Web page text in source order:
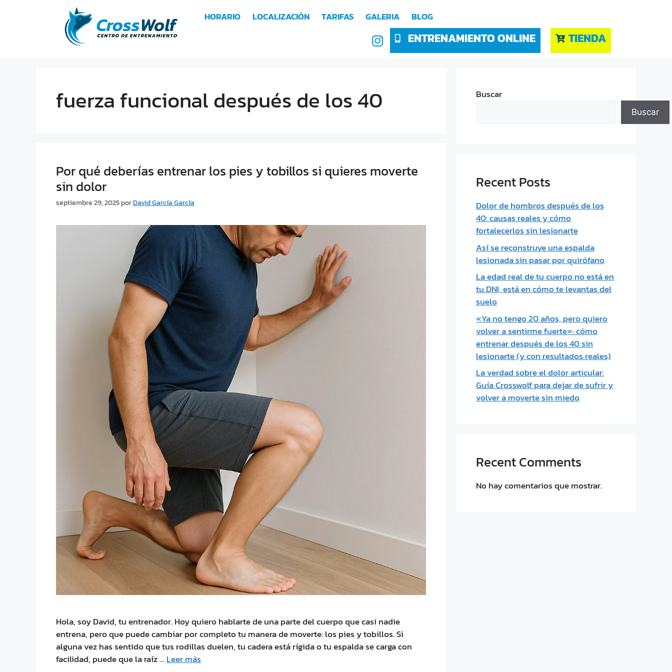
HORARIO LOCALIZACIÓN TARIFAS GALERIA BLOG
TIENDA
ENTRENAMIENTO ONLINE
fuerza funcional después de los 40
Por qué deberías entrenar los pies y tobillos si quieres moverte
sin dolor
septiembre 29, 2025porDavid García García
Hola, soy David, tu entrenador. Hoy quiero hablarte de una parte del cuerpo que casi nadie
entrena, pero que puede cambiar por completo tu manera de moverte: los pies y tobillos. Si
alguna vez has sentido que tus rodillas duelen, tu cadera está rígida o tu espalda se carga con
facilidad, puede que la raíz …Leer más
Buscar
Buscar
Recent Posts
Dolor de hombros después de los
40: causas reales y cómo
fortalecerlos sin lesionarte
Así se reconstruye una espalda
lesionada sin pasar por quirófano
La edad real de tu cuerpo no está en
tu DNI, está en cómo te levantas del
suelo
«Ya no tengo 20 años, pero quiero
volver a sentirme fuerte»: cómo
entrenar después de los 40 sin
lesionarte (y con resultados reales)
La verdad sobre el dolor articular:
Guía Crosswolf para dejar de sufrir y
volver a moverte sin miedo
Recent Comments
No hay comentarios que mostrar.